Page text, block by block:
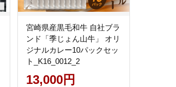
宮崎県産黒毛和牛 自社ブラ
ンド「季じょん山牛」 オリ
ジナルカレー10パックセッ
ト_K16_0012_2
13,000円